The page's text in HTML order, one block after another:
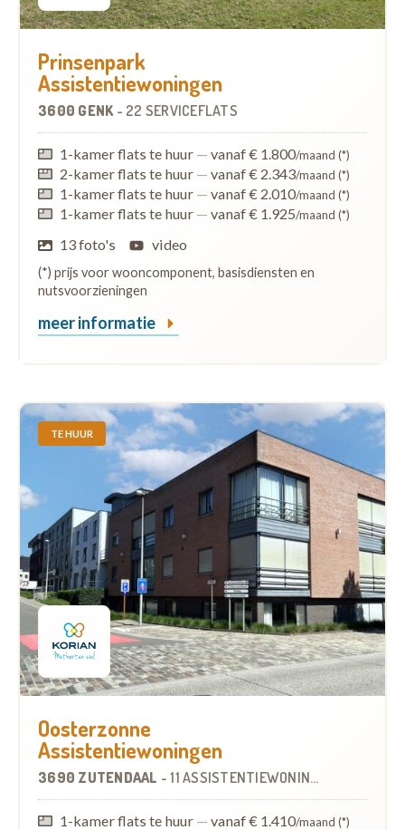
Prinsenpark
Assistentiewoningen
3600 GENK - 22 SERVICEFLATS
1-kamer flats te huur — vanaf € 1.800/maand (*)
2-kamer flats te huur — vanaf € 2.343/maand (*)
1-kamer flats te huur — vanaf € 2.010/maand (*)
1-kamer flats te huur — vanaf € 1.925/maand (*)
13 foto's video
(*) prijs voor wooncomponent, basisdiensten en
nutsvoorzieningen
meer informatie
TE HUUR
Oosterzonne
Assistentiewoningen
3690 ZUTENDAAL -11 ASSISTENTIEWONINGEN
1-kamer flats te huur — vanaf € 1.410/maand (*)